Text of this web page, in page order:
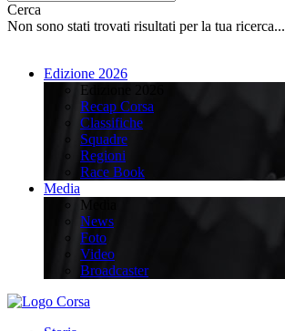
Cerca
Non sono stati trovati risultati per la tua ricerca...
Edizione 2026
Edizione 2026
Recap Corsa
Classifiche
Squadre
Regioni
Race Book
Media
Media
News
Foto
Video
Broadcaster